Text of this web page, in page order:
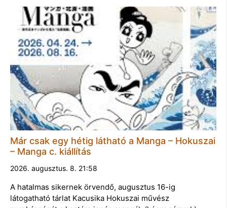
Már csak egy hétig látható a Manga – Hokuszai
– Manga c. kiállítás
2026. augusztus. 8. 21:58
A hatalmas sikernek örvendő, augusztus 16-ig
látogatható tárlat Kacusika Hokuszai művész